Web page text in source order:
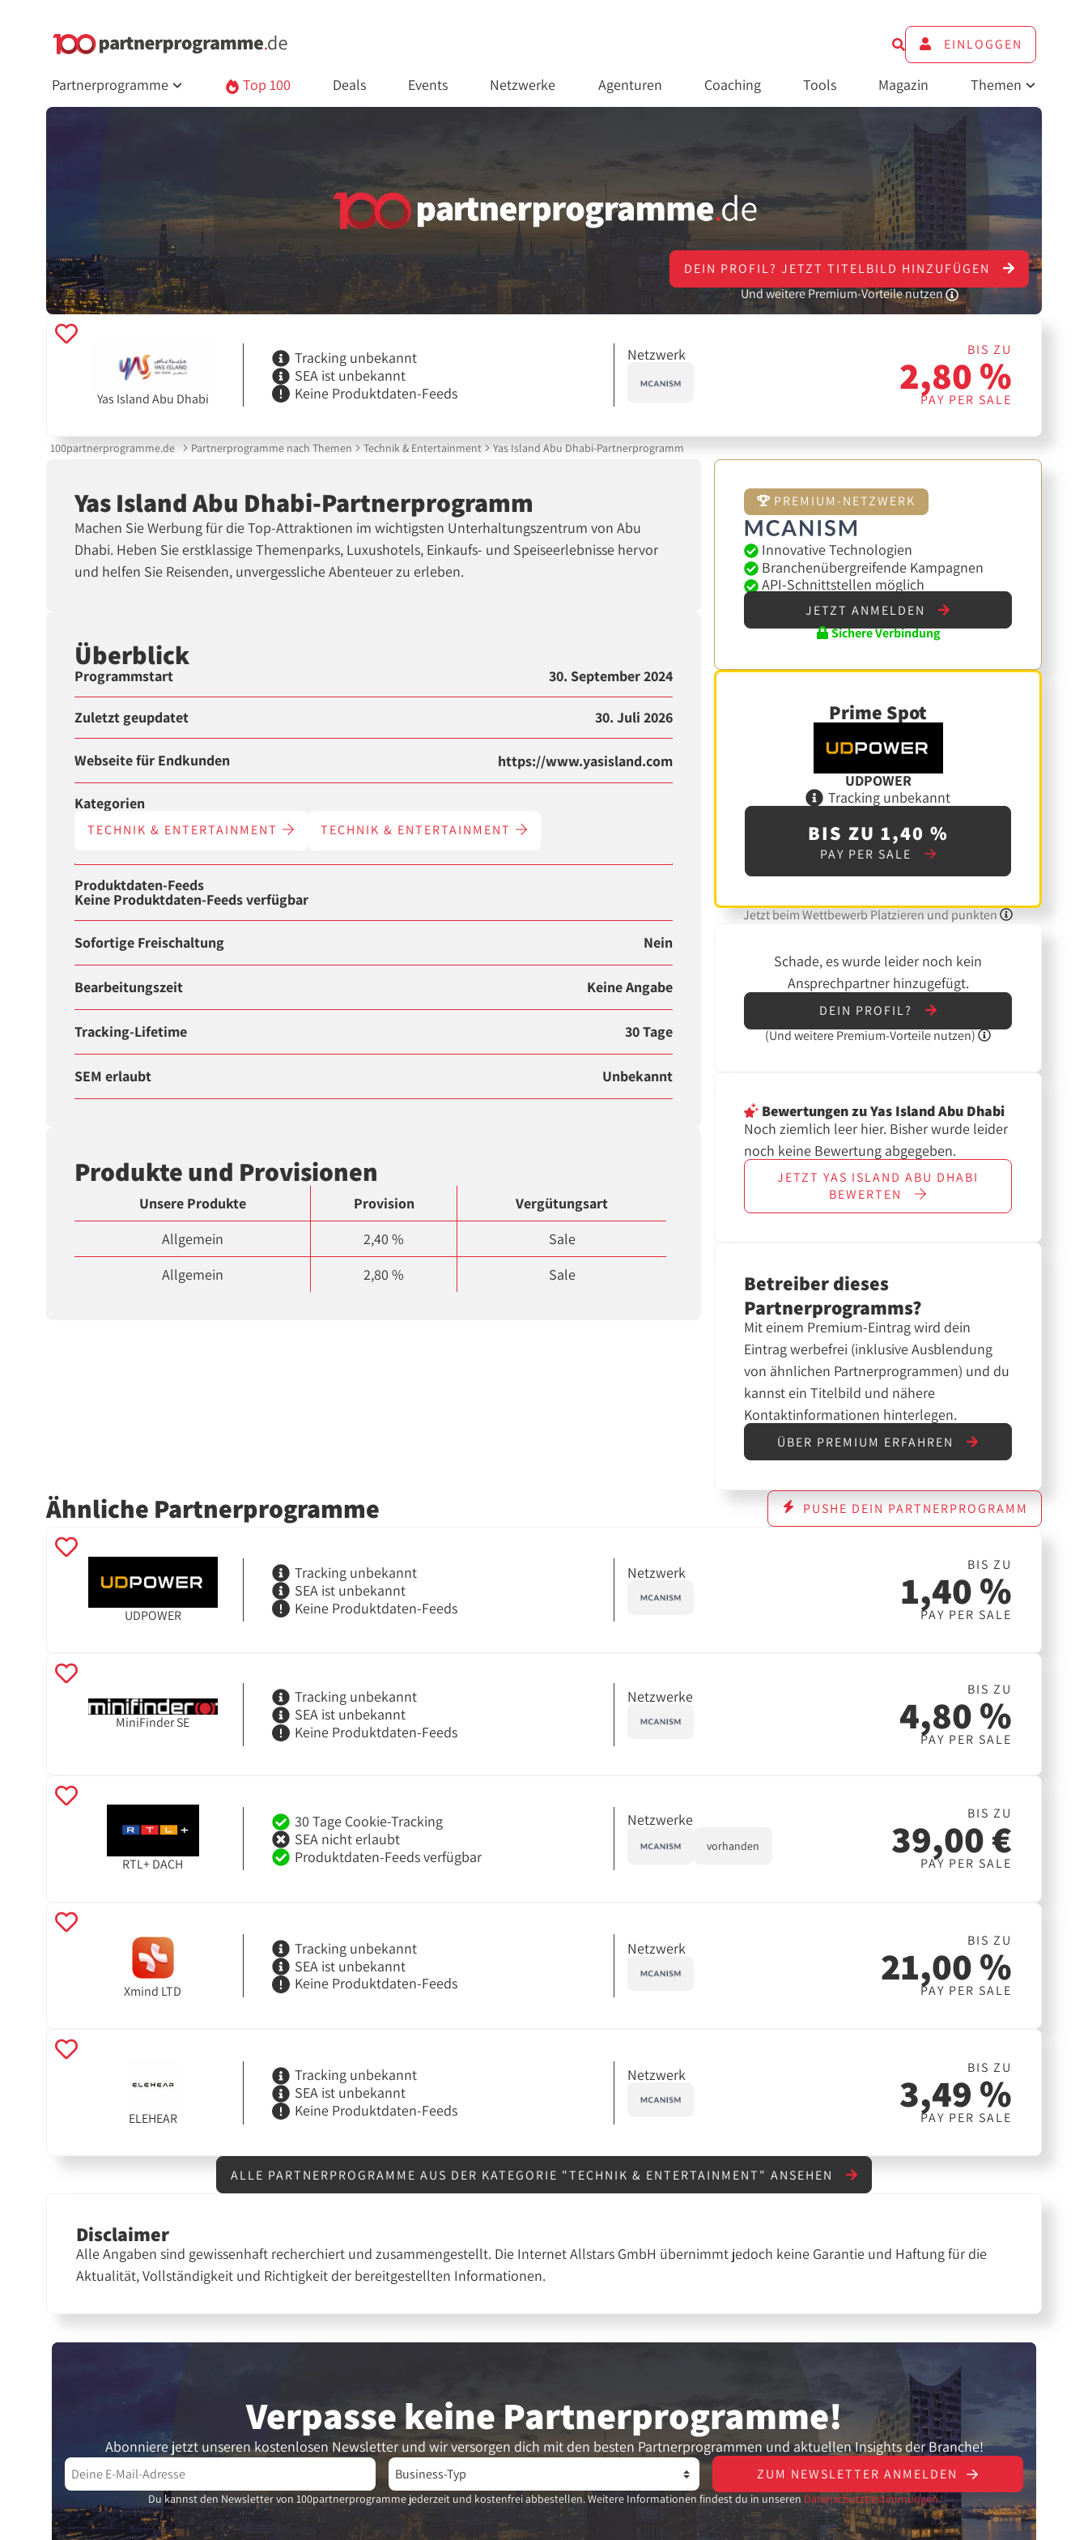
EINLOGGEN
Partnerprogramme Top 100 Deals Events Netzwerke Agenturen Coaching Tools Magazin Themen
DEIN PROFIL? JETZT TITELBILD HINZUFÜGEN
Und weitere Premium-Vorteile nutzen
Yas Island Abu Dhabi
Tracking unbekannt
SEA ist unbekannt
Keine Produktdaten-Feeds
Netzwerk BIS ZU
2,80 %
PAY PER SALE
100partnerprogramme.de Partnerprogramme nach Themen Technik & Entertainment Yas Island Abu Dhabi-Partnerprogramm
Yas Island Abu Dhabi-Partnerprogramm
Machen Sie Werbung für die Top-Attraktionen im wichtigsten Unterhaltungszentrum von Abu
Dhabi. Heben Sie erstklassige Themenparks, Luxushotels, Einkaufs- und Speiseerlebnisse hervor
und helfen Sie Reisenden, unvergessliche Abenteuer zu erleben.
Überblick
Programmstart 30. September 2024
Zuletzt geupdatet 30. Juli 2026
Webseite für Endkunden https://www.yasisland.com
Kategorien
TECHNIK & ENTERTAINMENT TECHNIK & ENTERTAINMENT
Produktdaten-Feeds
Keine Produktdaten-Feeds verfügbar
Sofortige Freischaltung Nein
Bearbeitungszeit Keine Angabe
Tracking-Lifetime 30 Tage
SEM erlaubt Unbekannt
Produkte und Provisionen
Unsere Produkte Provision
Vergütungsart
Allgemein
2,40 %
Sale
Allgemein
2,80 % Sale
PREMIUM-NETZWERK
Innovative Technologien
Branchenübergreifende Kampagnen
API-Schnittstellen möglich
JETZT ANMELDEN
Sichere Verbindung
Prime Spot
UDPOWER
Tracking unbekannt
BIS ZU 1,40 %
PAY PER SALE
Jetzt beim Wettbewerb Platzieren und punkten
Schade, es wurde leider noch kein
Ansprechpartner hinzugefügt.
DEIN PROFIL?
(UndweiterePremium-Vorteile nutzen)
Bewertungenzu Yas Island Abu Dhabi
Noch ziemlich leer hier. Bisher wurde leider
noch keine Bewertung abgegeben.
JETZT YAS ISLAND ABU DHABI
BEWERTEN
Betreiber dieses
Partnerprogramms?
Mit einem Premium-Eintrag wird dein
Eintrag werbefrei (inklusive Ausblendung
von ähnlichen Partnerprogrammen) und du
kannst ein Titelbild und nähere
Kontaktinformationen hinterlegen.
ÜBER PREMIUM ERFAHREN
Ähnliche Partnerprogramme PUSHE DEIN PARTNERPROGRAMM
UDPOWER
Tracking unbekannt
SEA ist unbekannt
Keine Produktdaten-Feeds
Netzwerk BIS ZU
1,40 %
PAY PER SALE
MiniFinder SE
Tracking unbekannt
SEA ist unbekannt
Keine Produktdaten-Feeds
Netzwerke BIS ZU
4,80 %
PAY PER SALE
RTL+ DACH
30 Tage Cookie-Tracking
SEA nicht erlaubt
Produktdaten-Feeds verfügbar
Netzwerke
vorhanden
BIS ZU
39,00 €
PAY PER SALE
Xmind LTD
Tracking unbekannt
SEA ist unbekannt
Keine Produktdaten-Feeds
Netzwerk BIS ZU
21,00 %
PAY PER SALE
ELEHEAR
Tracking unbekannt
SEA ist unbekannt
Keine Produktdaten-Feeds
Netzwerk BIS ZU
3,49 %
PAY PER SALE
ALLE PARTNERPROGRAMME AUS DER KATEGORIE "TECHNIK & ENTERTAINMENT" ANSEHEN
Disclaimer
Alle Angaben sind gewissenhaft recherchiert und zusammengestellt. Die Internet Allstars GmbH übernimmt jedoch keine Garantie und Haftung für die
Aktualität, Vollständigkeit und Richtigkeit der bereitgestellten Informationen.
Verpasse keine Partner­programme!
Abonniere jetzt unseren kostenlosen Newsletter und wir versorgen dich mit den besten Partnerprogrammen und aktuellen Insights der Branche!
ZUM NEWSLETTER ANMELDEN
Du kannst den Newsletter von 100partnerprogramme jederzeit und kostenfrei abbestellen. Weitere Informationen findest du in unseren Datenschutzbestimmungen.